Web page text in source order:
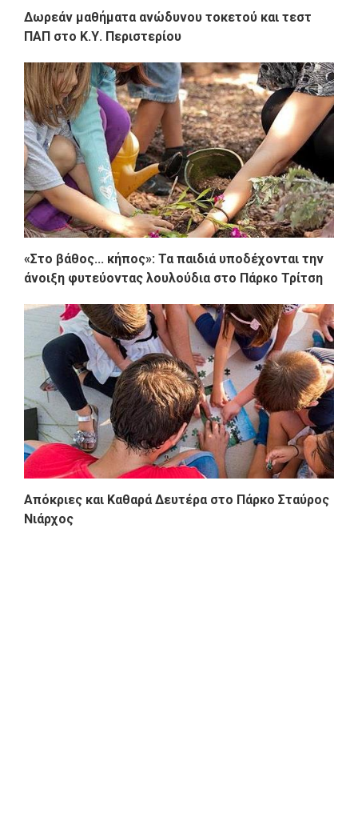
Δωρεάν μαθήματα ανώδυνου τοκετού και τεστ
ΠΑΠ στο Κ.Υ. Περιστερίου
«Στο βάθος... κήπος»: Τα παιδιά υποδέχονται την
άνοιξη φυτεύοντας λουλούδια στο Πάρκο Τρίτση
Απόκριες και Καθαρά Δευτέρα στο Πάρκο Σταύρος
Νιάρχος